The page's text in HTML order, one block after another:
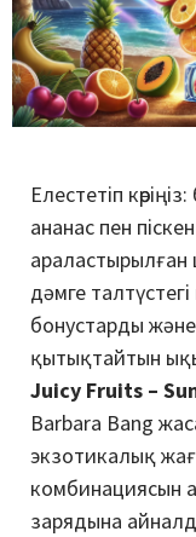
Елестетіп
ананас пен
дәмге
бонустарды
қытықтайтын
Juicy Fruits –
Barbara Bang
экзотикалық
комбинациясын
зарядына